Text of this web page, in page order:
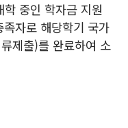
중인 학자금 지원
자로 해당학기 국가
제출)를 완료하여 소